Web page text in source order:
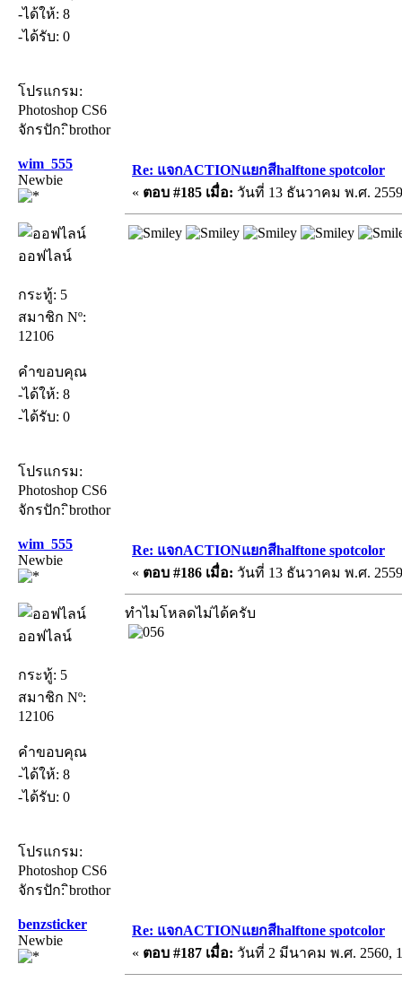
-ได้ให้: 8
-ได้รับ: 0
โปรแกรม:
Photoshop CS6
จักรปัก: ิbrothor
wim_555
Newbie
ออฟไลน์
กระทู้: 5
สมาชิก Nº:
12106
คำขอบคุณ
-ได้ให้: 8
-ได้รับ: 0
โปรแกรม:
Photoshop CS6
จักรปัก: ิbrothor
Re: แจกACTIONแยกสีhalftone spotcolor
« ตอบ #185 เมื่อ: วันที่ 13 ธันวาคม พ.ศ.
wim_555
Newbie
ออฟไลน์
กระทู้: 5
สมาชิก Nº:
12106
คำขอบคุณ
-ได้ให้: 8
-ได้รับ: 0
โปรแกรม:
Photoshop CS6
จักรปัก: ิbrothor
Re: แจกACTIONแยกสีhalftone spotcolor
« ตอบ #186 เมื่อ: วันที่ 13 ธันวาคม พ.ศ.
ทำไมโหลดไม่ได้ครับ
benzsticker
Newbie
Re: แจกACTIONแยกสีhalftone spotcolor
« ตอบ #187 เมื่อ: วันที่ 2 มีนาคม พ.ศ. 2560,